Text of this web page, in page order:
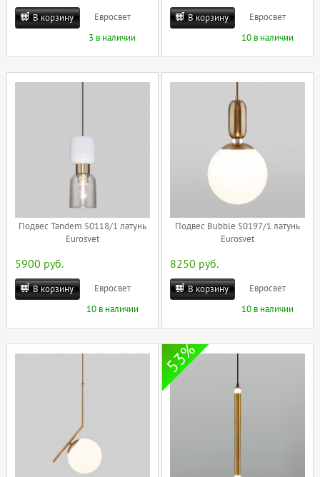
В корзину
Евросвет
3 в наличии
В корзину
Евросвет
10 в наличии
Подвес Tandem 50118/1 латунь
Eurosvet
5900 руб.
В корзину
Евросвет
10 в наличии
Подвес Bubble 50197/1 латунь
Eurosvet
8250 руб.
В корзину
Евросвет
10 в наличии
53%